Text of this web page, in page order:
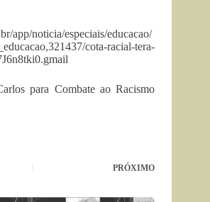
app/noticia/especiais/educacao/
cota-racial-tera-
para Combate ao Racismo
PRÓXIMO